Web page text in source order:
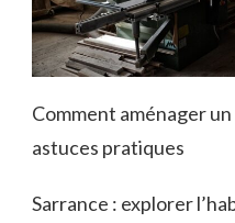
Comment aménager
astuces pratiques
Sarrance : explorer